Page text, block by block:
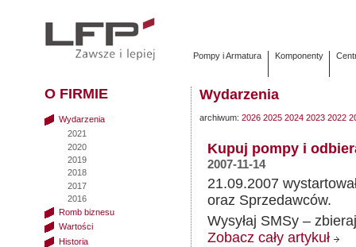
Pompy i Armatura Komponenty
Wydarzenia
archiwum: 2026 2025 2024 2023 2022
Kupuj pompy i
2007-11-14
21.09.2007
oraz Sprzedawców.
Wysyłaj SMSy –
Zobacz cały artykuł
O FIRMIE
Wydarzenia
2021
2020
2019
2018
2017
2016
Romb biznesu
Wartości
Historia